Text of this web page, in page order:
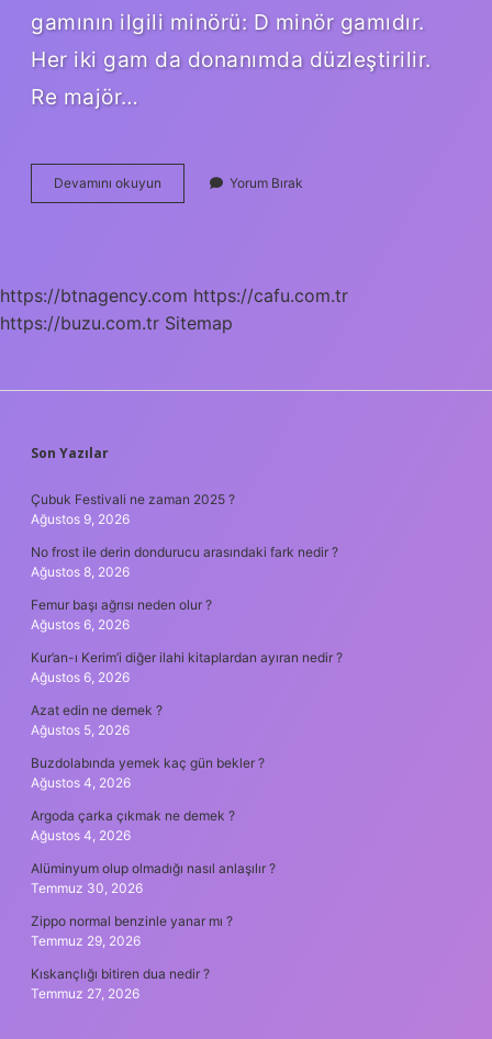
gamının ilgili minörü: D minör gamıdır.
Her iki gam da donanımda düzleştirilir.
Re majör…
Devamını okuyun
Majör
Yorum Bırak
https://btnagency.com https://cafu.com.tr
https://buzu.com.tr Sitemap
SIDEBAR
Son Yazılar
Çubuk Festivali ne zaman 2025 ?
Ağustos 9, 2026
No frost ile derin dondurucu arasındaki fark nedir ?
Ağustos 8, 2026
Femur başı ağrısı neden olur ?
Ağustos 6, 2026
Kur’an-ı Kerim’i diğer ilahi kitaplardan ayıran nedir ?
Ağustos 6, 2026
Azat edin ne demek ?
Ağustos 5, 2026
Buzdolabında yemek kaç gün bekler ?
Ağustos 4, 2026
Argoda çarka çıkmak ne demek ?
Ağustos 4, 2026
Alüminyum olup olmadığı nasıl anlaşılır ?
Temmuz 30, 2026
Zippo normal benzinle yanar mı ?
Temmuz 29, 2026
Kıskançlığı bitiren dua nedir ?
Temmuz 27, 2026